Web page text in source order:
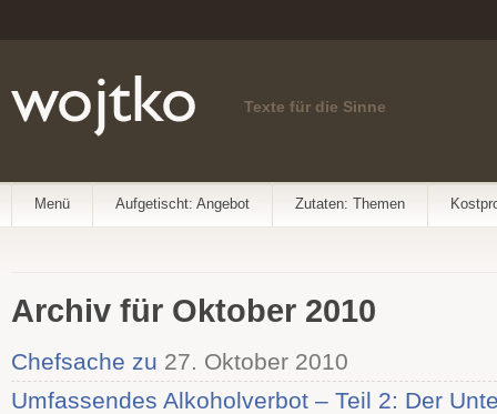
Texte für die Sinne
Menü Aufgetischt: Angebot Zutaten: Themen
Archiv für Oktober 2010
Chefsache zu 27. Oktober 2010
Umfassendes Alkoholverbot – Teil 2: Der